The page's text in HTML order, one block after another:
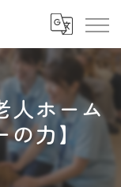
ホーム
力】